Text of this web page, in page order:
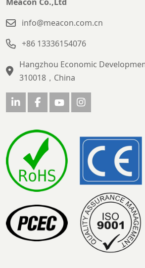
info@meacon.com.cn
+86 13336154076
Hangzhou Economic
310018，China